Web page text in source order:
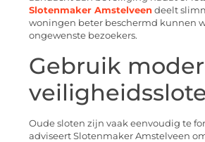
Slotenmaker Amstelveen deelt
woningen beter beschermd kunnen
ongewenste bezoekers.
Gebruik
Oude sloten zijn vaak eenvoudig te
adviseert Slotenmaker Amstelveen